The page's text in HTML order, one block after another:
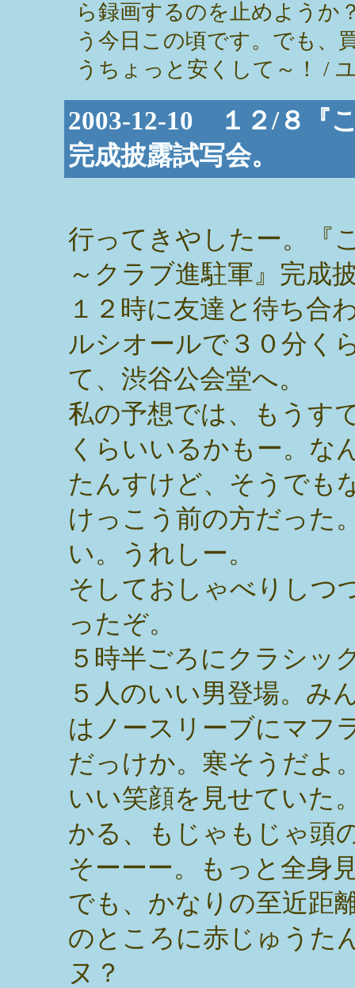
ら録画するのを止めようか
う今日この頃です。でも、
うちょっと安くして～！ /
2003-12-10 １２/８『
完成披露試写会。
行ってきやしたー。『
～クラブ進駐軍』完成
１２時に友達と待ち合
ルシオールで３０分く
て、渋谷公会堂へ。
私の予想では、もうす
くらいいるかもー。な
たんすけど、そうでも
けっこう前の方だった
い。うれしー。
そしておしゃべりしつ
ったぞ。
５時半ごろにクラシッ
５人のいい男登場。み
はノースリーブにマフ
だっけか。寒そうだよ
いい笑顔を見せていた
かる、もじゃもじゃ頭
そーーー。もっと全身
でも、かなりの至近距
のところに赤じゅうた
ヌ？